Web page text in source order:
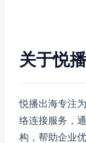
关于悦
悦播出海专注
络连接服务，
构，帮助企业